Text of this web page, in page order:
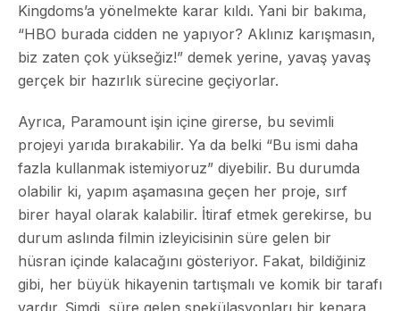
Kingdoms’a yönelmekte karar kıldı. Yani bir bakıma,
“HBO burada cidden ne yapıyor? Aklınız karışmasın,
biz zaten çok yükseğiz!” demek yerine, yavaş yavaş
gerçek bir hazırlık sürecine geçiyorlar.
Ayrıca, Paramount işin içine girerse, bu sevimli
projeyi yarıda bırakabilir. Ya da belki “Bu ismi daha
fazla kullanmak istemiyoruz” diyebilir. Bu durumda
olabilir ki, yapım aşamasına geçen her proje, sırf
birer hayal olarak kalabilir. İtiraf etmek gerekirse, bu
durum aslında filmin izleyicisinin süre gelen bir
hüsran içinde kalacağını gösteriyor. Fakat, bildiğiniz
gibi, her büyük hikayenin tartışmalı ve komik bir tarafı
vardır. Şimdi, süre gelen spekülasyonları bir kenara